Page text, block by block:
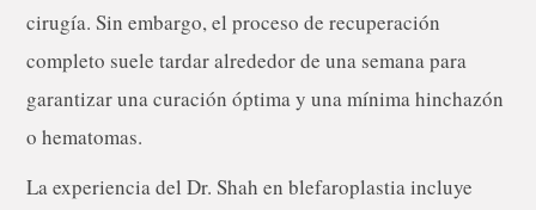
cirugía. Sin embargo, el proceso de recuperación
completo suele tardar alrededor de una semana para
garantizar una curación óptima y una mínima hinchazón
o hematomas.
La experiencia del Dr. Shah en blefaroplastia incluye